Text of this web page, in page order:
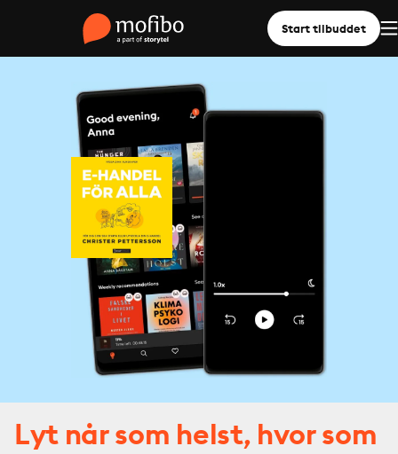
Start tilbuddet
Lyt når som helst, hvor som